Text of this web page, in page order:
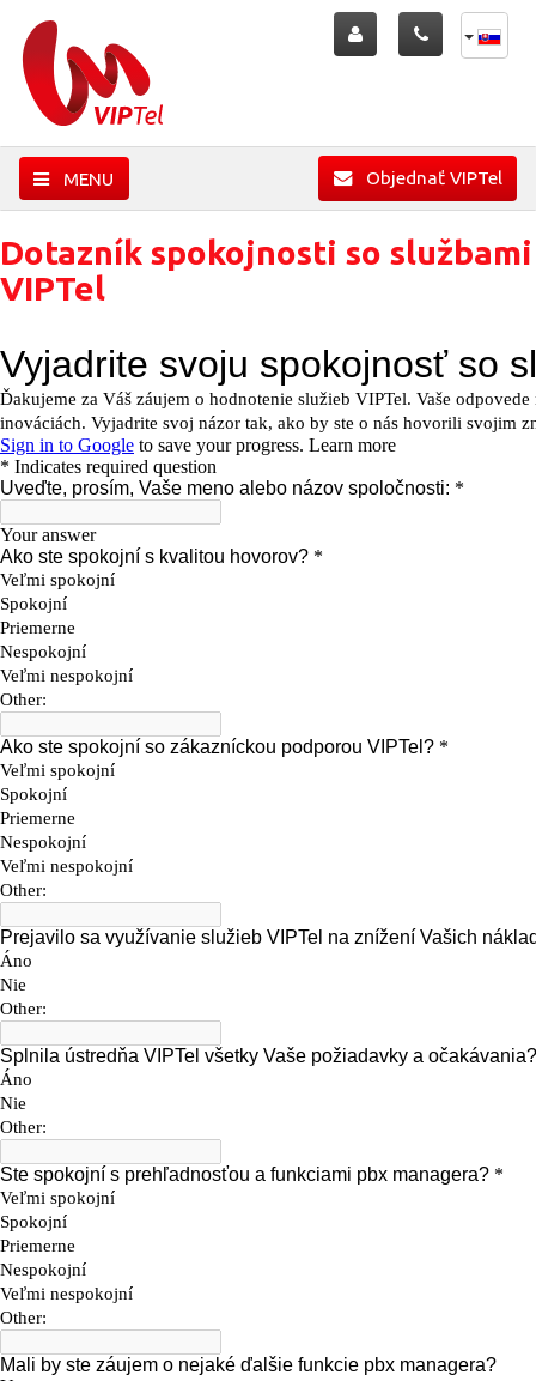
MENU Objednať VIPTel
Dotazník spokojnosti so službami
VIPTel